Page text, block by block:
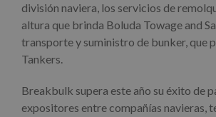
división naviera, los servicios de
altura que brinda Boluda Towage and
transporte y suministro de bunker, que
Tankers.
Breakbulk supera este año su éxito de
expositores entre compañías navieras,